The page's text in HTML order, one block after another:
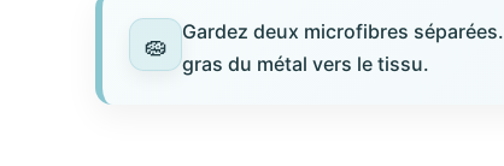
Gardez deux microfibres
gras du métal vers le tissu.